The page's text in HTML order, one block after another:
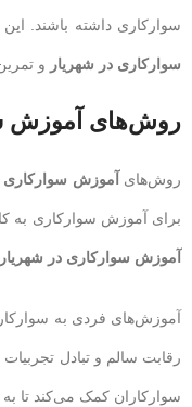
سوارکاری داشته باشند.
سوارکاری در شهریار و
روش‌های آموزش
روش‌های آموزش سوارکاری
برای آموزش سوارکاری به
آموزش سوارکاری در شهریار
آموزش‌های فردی به
رقابت سالم و تبادل
سوارکاران کمک می‌کند تا